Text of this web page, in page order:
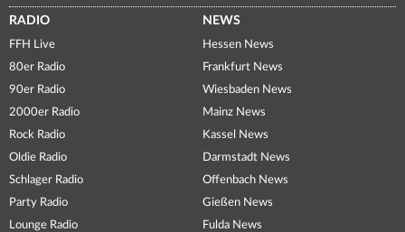
RADIO
FFH Live
80er Radio
90er Radio
2000er Radio
Rock Radio
Oldie Radio
Schlager Radio
Party Radio
Lounge Radio
NEWS
Hessen News
Frankfurt News
Wiesbaden News
Mainz News
Kassel News
Darmstadt News
Offenbach News
Gießen News
Fulda News